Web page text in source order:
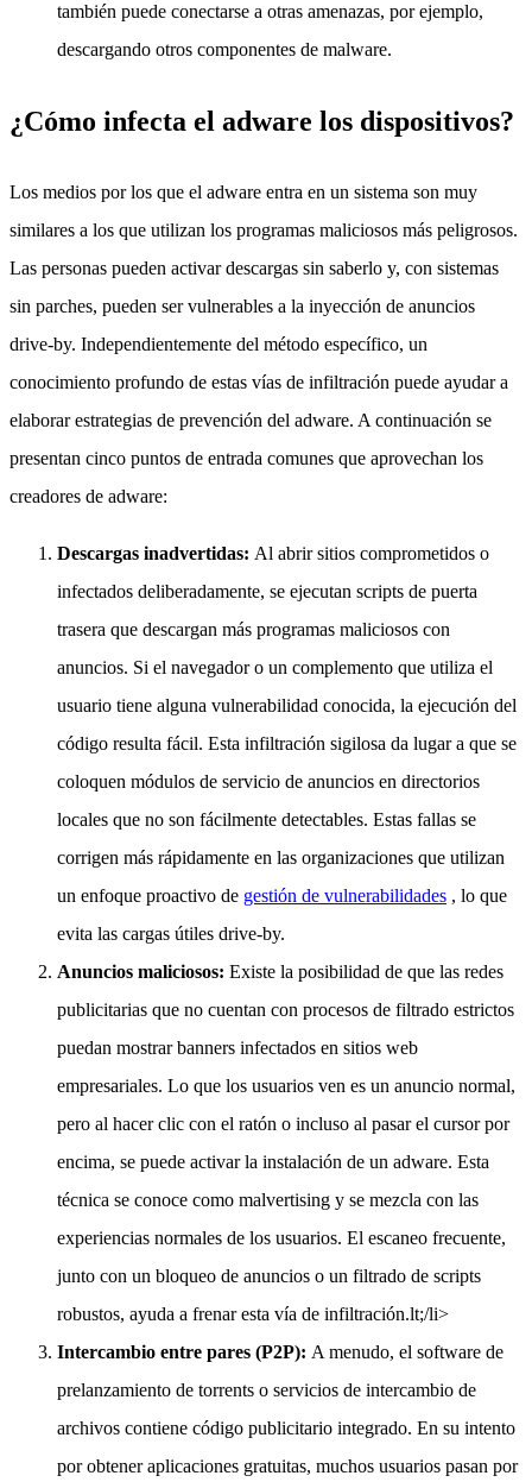
también puede conectarse a otras amenazas, por ejemplo,
descargando otros componentes de malware.
¿Cómo infecta el adware los dispositivos?
Los medios por los que el adware entra en un sistema son muy
similares a los que utilizan los programas maliciosos más peligrosos.
Las personas pueden activar descargas sin saberlo y, con sistemas
sin parches, pueden ser vulnerables a la inyección de anuncios
drive-by. Independientemente del método específico, un
conocimiento profundo de estas vías de infiltración puede ayudar a
elaborar estrategias de prevención del adware. A continuación se
presentan cinco puntos de entrada comunes que aprovechan los
creadores de adware:
Descargas inadvertidas: Al abrir sitios comprometidos o
infectados deliberadamente, se ejecutan scripts de puerta
trasera que descargan más programas maliciosos con
anuncios. Si el navegador o un complemento que utiliza el
usuario tiene alguna vulnerabilidad conocida, la ejecución del
código resulta fácil. Esta infiltración sigilosa da lugar a que se
coloquen módulos de servicio de anuncios en directorios
locales que no son fácilmente detectables. Estas fallas se
corrigen más rápidamente en las organizaciones que utilizan
un enfoque proactivo de gestión de vulnerabilidades , lo que
evita las cargas útiles drive-by.
Anuncios maliciosos: Existe la posibilidad de que las redes
publicitarias que no cuentan con procesos de filtrado estrictos
puedan mostrar banners infectados en sitios web
empresariales. Lo que los usuarios ven es un anuncio normal,
pero al hacer clic con el ratón o incluso al pasar el cursor por
encima, se puede activar la instalación de un adware. Esta
técnica se conoce como malvertising y se mezcla con las
experiencias normales de los usuarios. El escaneo frecuente,
junto con un bloqueo de anuncios o un filtrado de scripts
robustos, ayuda a frenar esta vía de infiltración.lt;/li>
Intercambio entre pares (P2P): A menudo, el software de
prelanzamiento de torrents o servicios de intercambio de
archivos contiene código publicitario integrado. En su intento
por obtener aplicaciones gratuitas, muchos usuarios pasan por